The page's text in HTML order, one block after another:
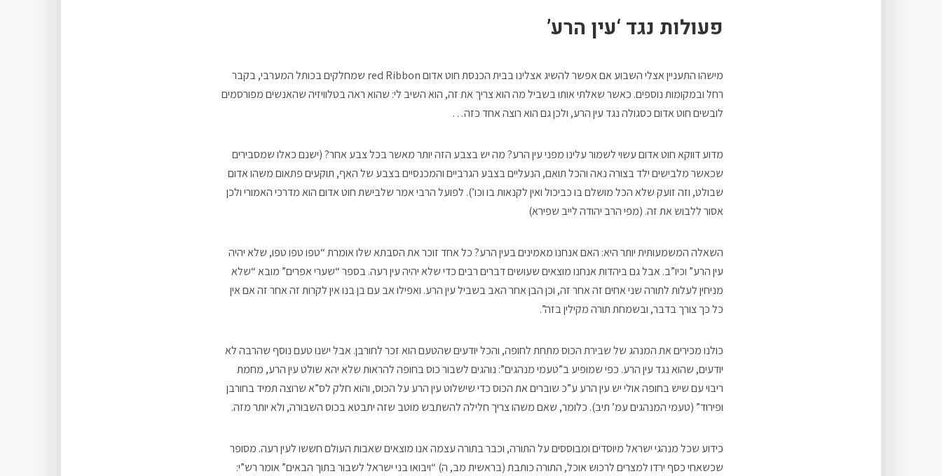
פעולות נגד ‘עין הרע’
מישהו התעניין אצלי השבוע אם אפשר להשיג אצלינו בבית הכנסת חוט אדום red Ribbon שמחלקים בכותל המערבי, בקבר
רחל ובמקומות נוספים. כאשר שאלתי אותו בשביל מה הוא צריך את זה, הוא השיב לי: שהוא ראה בטלוויזיה שהאנשים מפורסמים
לובשים חוט אדום כסגולה נגד עין הרע, ולכן גם הוא רוצה אחד כזה…
מדוע דווקא חוט אדום עשוי לשמור עלינו מפני עין הרע? מה יש בצבע הזה יותר מאשר בכל צבע אחר? (ישנם כאלו שמסבירים
שכאשר מלבישים ילד בצורה נאה והכל תואם, הנעליים בצבע הגרביים והמכנסיים בצבע של האף, תוקעים פתאום משהו אדום
שבולט, וזה זועק שלא הכל מושלם בו כביכול ואין לקנאות בו וכו’). לפועל הרבי אמר שלבישת חוט אדום הוא מדרכי האמורי ולכן
אסור ללבוש את זה. (מפי הרב יהודה לייב שפירא)
השאלה המשמעותית יותר היא: האם אנחנו מאמינים בעין הרע? כל אחד זוכר את הסבתא שלו אומרת “טפו טפו טפו, שלא יהיה
עין הרע” וכיו”ב. אבל גם ביהדות אנחנו מוצאים שעושים דברים רבים כדי שלא יהיה עין רעה. בספר “שערי אפרים” מובא “שלא
מניחין לעלות לתורה שני אחים זה אחר זה, וכן הבן אחר האב בשביל עין הרע. ואפילו אב עם בן בנו אין לקרות זה אחר זה אם אין
כל כך צורך בדבר, ובשמחת תורה מקילין בזה”.
כולנו מכירים את המנהג של שבירת הכוס מתחת לחופה, והכל יודעים שהטעם הוא זכר לחורבן. אבל ישנו טעם נוסף שהרבה לא
יודעים, שהוא נגד עין הרע. כפי שמופיע ב”טעמי מנהגים”: נוהגים לשבור כוס בחופה להראות שלא יהא שולט עין הרע, מחמת
ריבוי עם שיש בחופה אולי יש עין הרע ע”כ שוברים את הכוס כדי שישלוט עין הרע על הכוס, והוא חלק לס”א שרוצה תמיד בחורבן
ופירוד” (טעמי המנהגים עמ’ תיב). כלומר, שאם משהו צריך חלילה להשתבש מוטב שזה יתבטא בכוס השבורה, ולא יותר מזה.
כידוע שכל מנהגי ישראל מיוסדים ומבוססים על התורה, וכבר בתורה עצמה אנו מוצאים שאבות העולם חששו לעין רעה. מסופר
שכשאחי כסף ירדו למצרים לרכוש אוכל, התורה כותבת (בראשית מב, ה) “ויבואו בני ישראל לשבור בתוך הבאים” אומר רש”י: